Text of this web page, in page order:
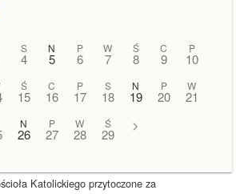
S
4
N
5
P
6
W
7
Ś
8
C
9
P
10
Ś
15
C
16
P
17
S
18
N
19
P
20
W
21
N
26
P
27
W
28
Ś
29
>
Katolickiego przytoczone za